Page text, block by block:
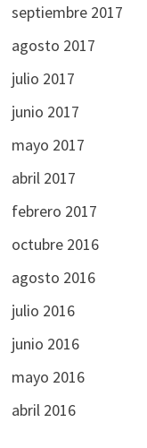
septiembre 2017
agosto 2017
julio 2017
junio 2017
mayo 2017
abril 2017
febrero 2017
octubre 2016
agosto 2016
julio 2016
junio 2016
mayo 2016
abril 2016